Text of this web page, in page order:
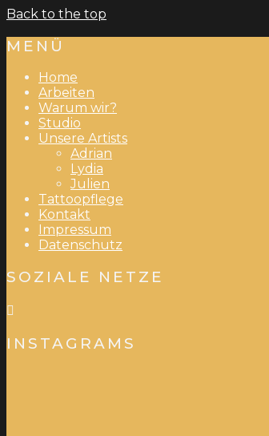
Back to the top
MENÜ
Home
Arbeiten
Warum wir?
Studio
Unsere Artists
Adrian
Lydia
Julien
Tattoopflege
Kontakt
Impressum
Datenschutz
SOZIALE NETZE
INSTAGRAMS